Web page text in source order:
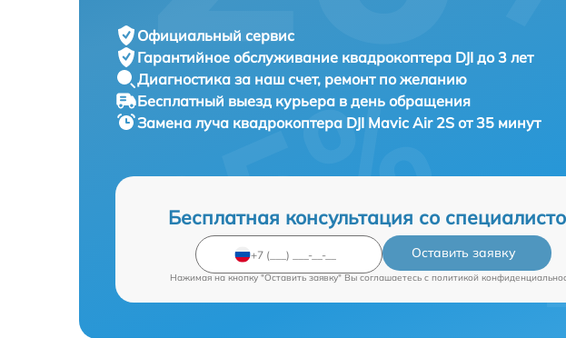
Официальный сервис
Гарантийное обслуживание квадрокоптера DJI до 3 лет
Диагностика за наш счет, ремонт по желанию
Бесплатный выезд курьера в день обращения
Замена луча квадрокоптера DJI Mavic Air 2S от 35 минут
Бесплатная консультация со
Оставить заявку
Нажимая на кнопку "Оставить заявку" Вы соглашаетесь c политикой